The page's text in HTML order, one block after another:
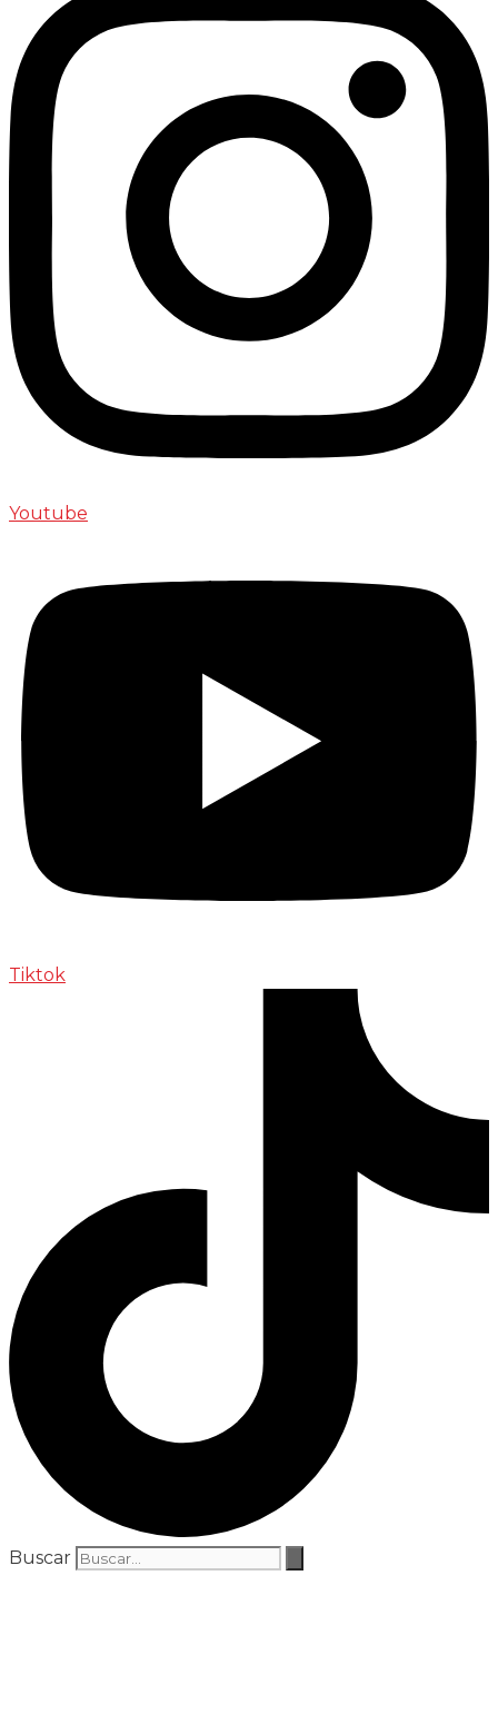
Youtube
Tiktok
Buscar